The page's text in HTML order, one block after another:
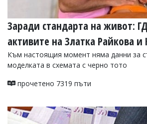
Заради стандарта на живот:
активите на Златка Райкова и
Към настоящия момент няма данни за
моделката в схемата с черно тото
прочетено 7319 пъти